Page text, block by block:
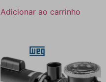
Adicionar ao carrinho